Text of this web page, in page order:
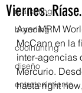
marketing
branding
coolhunting
diseño
entretenimiento
Viernes. Ríase.
Ayer MRM
McCann en la
inter-agencias
Mercurio.
hasta right